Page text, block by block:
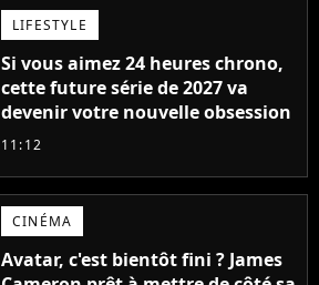
LIFESTYLE
Si vous aimez 24 heures chrono,
cette future série de 2027 va
devenir votre nouvelle obsession
11:12
CINÉMA
Avatar, c'est bientôt fini ? James